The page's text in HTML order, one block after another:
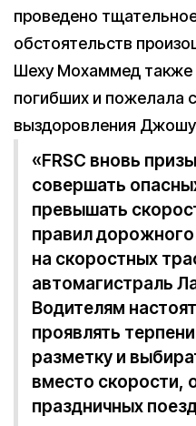
проведено
обстоятельств
Шеху Мохаммед
погибших и пожелала
выздоровления
«FRSC вновь
совершать
превышать
правил
на скоростных
автомагистраль
Водителям
проявлять
разметку и
вместо скорости,
праздничных